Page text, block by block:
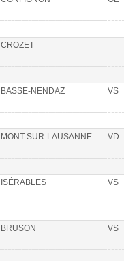
CROZET
BASSE-NENDAZ VS
MONT-SUR-LAUSANNE VD
ISÉRABLES VS
BRUSON VS